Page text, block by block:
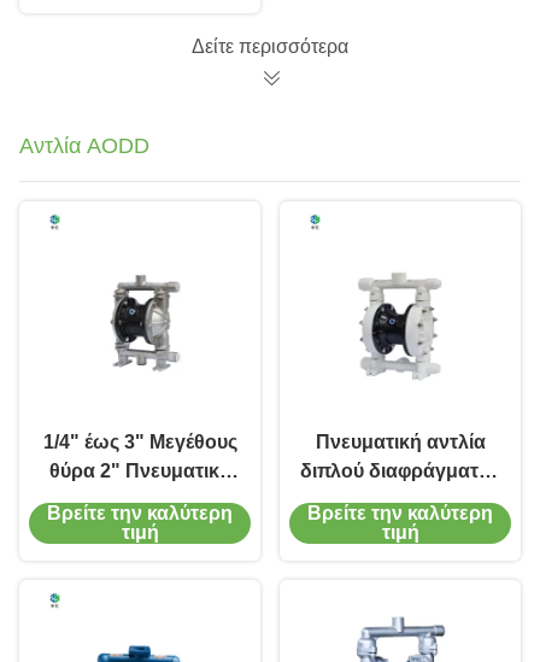
κίνηση αντλία σεΔείτε περισσότερα
Αντλία AODD
1/4" έως 3" Μεγέθους
θύρα 2" Πνευματική
διπλή αντλία
διαφράγματος με
Βρείτε την καλύτερη
τιμή
Πνευματική αντλία
διπλού διαφράγματος
υψηλής απόδοσης
ταχύτητας με PVDF
Βρείτε την καλύτερη
τιμή